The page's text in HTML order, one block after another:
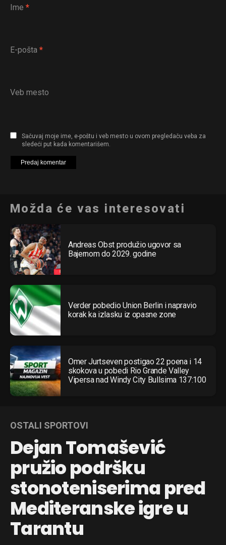
Ime *
E-pošta *
Veb mesto
Sačuvaj moje ime, e-poštu i veb mesto u ovom pregledaču veba za
sledeći put kada komentarišem.
Možda će vas interesovati
Andreas Obst produžio ugovor sa
Bajernom do 2029. godine
Verder pobedio Union Berlin i napravio
korak ka izlasku iz opasne zone
Omer Jurtseven postigao 22 poena i 14
skokova u pobedi Rio Grande Valley
Vipersa nad Windy City Bullsima 137:100
OSTALI SPORTOVI
Dejan Tomašević
pružio podršku
stonoteniserima pred
Mediteranske igre u
Tarantu